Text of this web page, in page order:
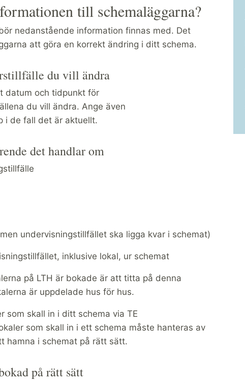
till schemaläggarna?
nedanstående information finnas med. Det
att göra en korrekt ändring i ditt schema.
du vill ändra
datum och tidpunkt för
du vill ändra. Ange även
i de fall det är aktuellt.
det handlar om
undervisningstillfället ska ligga kvar i schemat)
inklusive lokal, ur schemat
på LTH är bokade är att titta på denna
är uppdelade hus för hus.
som skall in i ditt schema via TE
som skall in i ett schema måste hanteras av
hamna i schemat på rätt sätt.
på rätt sätt